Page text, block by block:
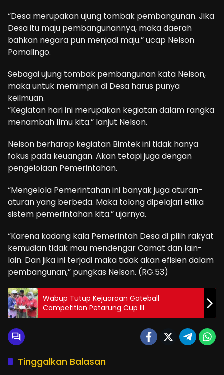
“Desa merupakan ujung tombak pembangunan. Jika
Desa itu maju pembangunannya, maka daerah
bahkan negara pun menjadi maju.” ucap Nelson
Pomalingo.
Sebagai ujung tombak pembangunan kata Nelson,
maka untuk memimpin di Desa harus punya
keilmuan.
“Kegiatan hari ini merupakan kegiatan dalam rangka
menambah Ilmu kita.” lanjut Nelson.
Nelson berharap kegiatan Bimtek ini tidak hanya
fokus pada keuangan. Akan tetapi juga dengan
pengelolaan Pemerintahan.
“Mengelola Pemerintahan ini banyak juga aturan-
aturan yang berbeda. Maka tolong dipelajari etika
sistem pemerintahan kita.” ujarnya.
“Karena kadang kala Pemerintah Desa di pilih rakyat
kemudian tidak mau mendengar Camat dan lain-
lain. Dan jika ini terjadi maka tidak akan efisien dalam
pembangunan,” pungkas Nelson. (RG.53)
Wabup Tutup Kejuaraan Gateball
Competition Petarung Cup III
Tinggalkan Balasan